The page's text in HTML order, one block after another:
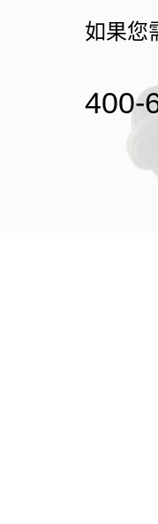
如果您
400-